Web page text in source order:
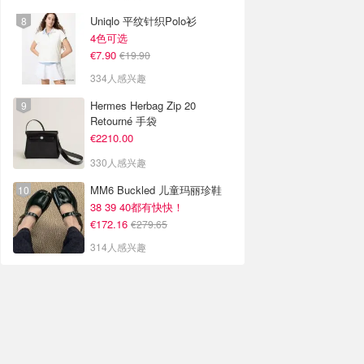
Uniqlo 平纹针织Polo衫
4色可选
€7.90 €19.90
334人感兴趣
Hermes Herbag Zip 20
Retourné 手袋
€2210.00
330人感兴趣
MM6 Buckled 儿童玛丽珍鞋
38 39 40都有快快！
€172.16 €279.65
314人感兴趣